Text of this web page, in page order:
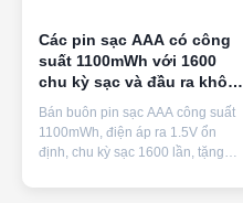
Các pin sạc AAA có công
suất 1100mWh với 1600
chu kỳ sạc và đầu ra không
đổi 1,5V
Bán buôn pin sạc AAA công suất
1100mWh, điện áp ra 1.5V ổn
định, chu kỳ sạc 1600 lần, tặng
thiện với môi trường cho pin dùng